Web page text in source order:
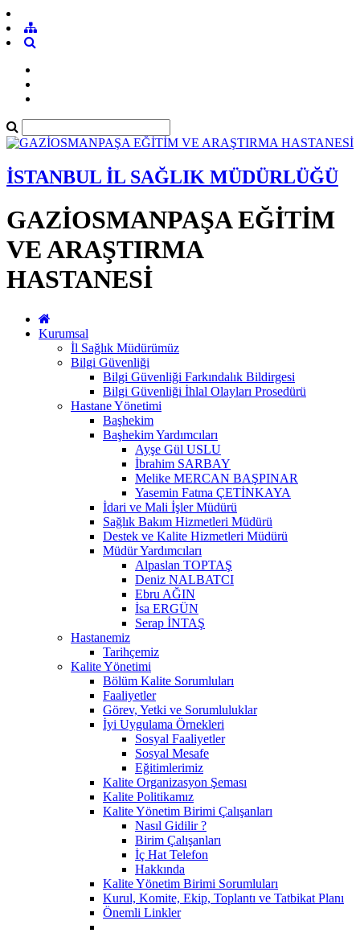
İSTANBUL İL SAĞLIK MÜDÜRLÜĞÜ
GAZİOSMANPAŞA EĞİTİM
VE ARAŞTIRMA
HASTANESİ
Kurumsal
İl Sağlık Müdürümüz
Bilgi Güvenliği
Bilgi Güvenliği Farkındalık Bildirgesi
Bilgi Güvenliği İhlal Olayları Prosedürü
Hastane Yönetimi
Başhekim
Başhekim Yardımcıları
Ayşe Gül USLU
İbrahim SARBAY
Melike MERCAN BAŞPINAR
Yasemin Fatma ÇETİNKAYA
İdari ve Mali İşler Müdürü
Sağlık Bakım Hizmetleri Müdürü
Destek ve Kalite Hizmetleri Müdürü
Müdür Yardımcıları
Alpaslan TOPTAŞ
Deniz NALBATCI
Ebru AĞIN
İsa ERGÜN
Serap İNTAŞ
Hastanemiz
Tarihçemiz
Kalite Yönetimi
Bölüm Kalite Sorumluları
Faaliyetler
Görev, Yetki ve Sorumluluklar
İyi Uygulama Örnekleri
Sosyal Faaliyetler
Sosyal Mesafe
Eğitimlerimiz
Kalite Organizasyon Şeması
Kalite Politikamız
Kalite Yönetim Birimi Çalışanları
Nasıl Gidilir ?
Birim Çalışanları
İç Hat Telefon
Hakkında
Kalite Yönetim Birimi Sorumluları
Kurul, Komite, Ekip, Toplantı ve Tatbikat Planı
Önemli Linkler